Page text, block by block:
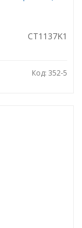
CT1137K1
Код: 352-5